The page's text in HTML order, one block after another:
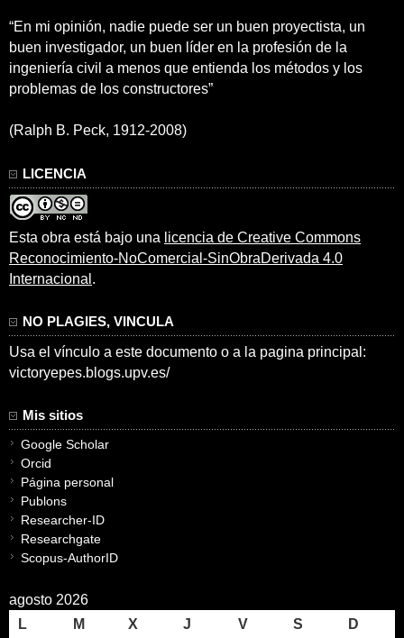
“En mi opinión, nadie puede ser un buen proyectista, un
buen investigador, un buen líder en la profesión de la
ingeniería civil a menos que entienda los métodos y los
problemas de los constructores”
(Ralph B. Peck, 1912-2008)
LICENCIA
Esta obra está bajo una licencia de Creative Commons
Reconocimiento-NoComercial-SinObraDerivada 4.0
Internacional .
NO PLAGIES, VINCULA
Usa el vínculo a este documento o a la pagina principal:
victoryepes.blogs.upv.es/
Mis sitios
Google Scholar
Orcid
Página personal
Publons
Researcher-ID
Researchgate
Scopus-AuthorID
agosto 2026
L
M X J V S
D